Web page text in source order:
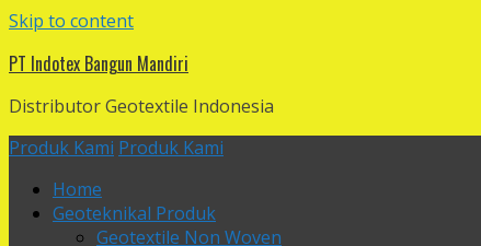
Skip to content
PT Indotex Bangun Mandiri
Distributor Geotextile Indonesia
Produk Kami Produk Kami
Home
Geoteknikal Produk
Geotextile Non Woven